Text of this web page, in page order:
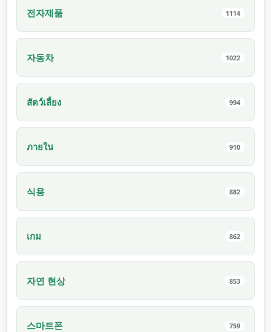
전자제품 1114
자동차 1022
สัตว์เลี้ยง 994
ภายใน 910
식용 882
เกม 862
자연 현상 853
스마트폰 759